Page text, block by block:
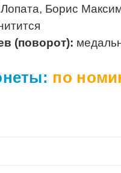
Борис
(поворот):
по